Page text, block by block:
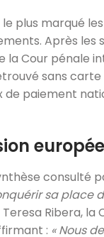
plus marqué
Après
la Cour pénale
sans carte
de paiement
consulté
sa place
Teresa Ribera,
: « Nous